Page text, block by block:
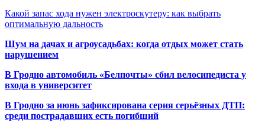
Какой запас хода нужен электроскутеру: как выбрать
оптимальную дальность
Шум на дачах и агроусадьбах: когда отдых может стать
нарушением
В Гродно автомобиль «Белпочты» сбил велосипедиста у
входа в университет
В Гродно за июнь зафиксирована серия серьёзных ДТП:
среди пострадавших есть погибший